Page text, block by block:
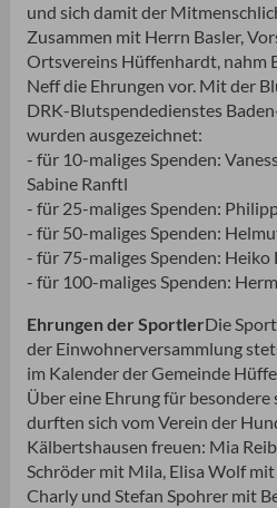
und sich damit der
Zusammen mit Herrn Basler,
Ortsvereins Hüffenhardt, nahm
Neff die Ehrungen vor. Mit der
DRK-Blutspendedienstes
wurden ausgezeichnet:
- für 10-maliges Spenden:
Sabine Ranftl
- für 25-maliges Spenden:
- für 50-maliges Spenden:
- für 75-maliges Spenden: Heiko
- für 100-maliges Spenden:
Ehrungen der SportlerDie
der Einwohnerversammlung
im Kalender der Gemeinde
Über eine Ehrung für
durften sich vom Verein der
Kälbertshausen freuen: Mia
Schröder mit Mila, Elisa Wolf
Charly und Stefan Spohrer mit